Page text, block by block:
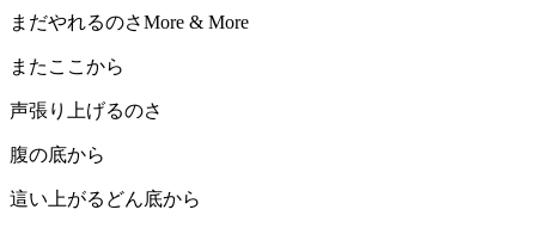
まだやれるのさMore & More
またここから
声張り上げるのさ
腹の底から
這い上がるどん底から